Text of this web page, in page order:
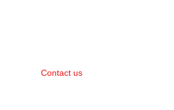
Contact us